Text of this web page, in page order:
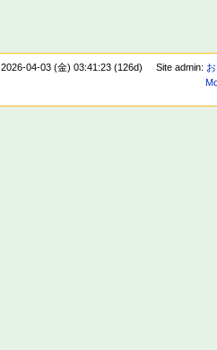
04-03 (金) 03:41:23 (126d) Site admin: